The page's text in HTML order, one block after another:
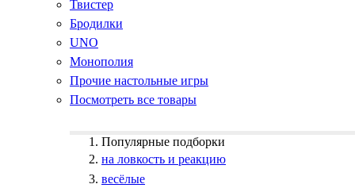
Твистер
Бродилки
UNO
Монополия
Прочие настольные игры
Посмотреть все товары
Популярные подборки
на ловкость и реакцию
весёлые